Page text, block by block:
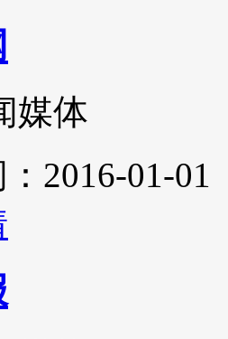
媒体
2016-01-01